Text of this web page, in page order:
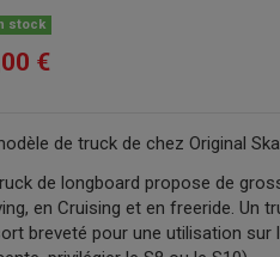
stock
€
de truck de chez Original
de longboard propose de
en Cruising et en freeride. Un
breveté pour une utilisation sur